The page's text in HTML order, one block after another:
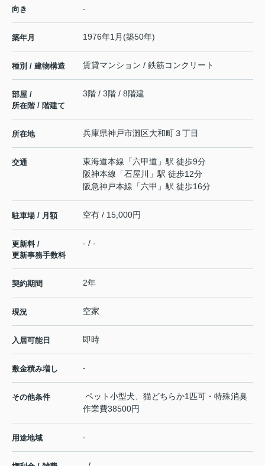
向き -
築年月 1976年1月(築50年)
種別 / 建物構造 賃貸マンション / 鉄筋コンクリート
部屋 /
所在階 / 階建て
3階 / 3階 / 8階建
所在地 兵庫県神戸市灘区大和町３丁目
交通 東海道本線 「六甲道 」駅 徒歩9分
阪神本線 「石屋川
」駅 徒歩12分
阪急神戸本線 「六甲 」駅 徒歩16分
駐車場 / 月額 空有 / 15,000円
更新料 /
更新事務手数料
- / -
契約期間 2年
現況 空家
入居可能日 即時
敷金積み増し -
その他条件
ペット小型犬、猫どちらか1匹可・特殊消臭
作業費38500円
用途地域 -